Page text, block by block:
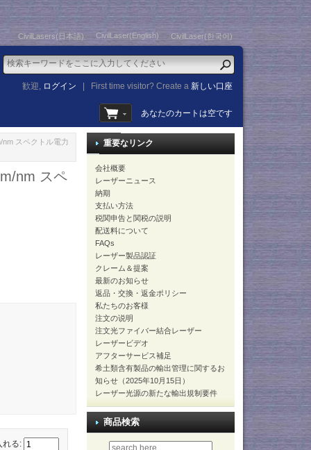
CivilLasers(日本語) CivilLaser(English) CivilLaser(한국어)
歓迎, ログイン First time visitor? Create a新しい口座
あなたのカートは空です
スペクトル電力
nm スペ
れる:
重要なリンク
会社概要
レーザーニュース
納期
支払い方法
税関申告と関税の説明
配送料について
FAQs
レーザー製品認証
クレーム＆提案
最新のお知らせ
返品・交換・返金ポリシー
私たちのお客様
注文の说明
注文光ファイバー結合レーザー
レーザービデオ
アフターサービス補足
希土類含有製品の輸出管理に関するお
知らせ（2025年10月15日）
レーザー光源の新たな輸出規制要件
商品検索